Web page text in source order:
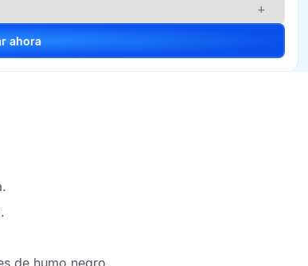
+
Solicitar ahora
de humo negro.